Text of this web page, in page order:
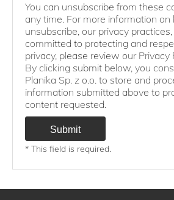
You can unsubscribe from these
any time. For more information on
unsubscribe, our privacy
committed to protecting and
privacy, please review our Privacy
By clicking submit below, you
Planika Sp. z o.o. to store and
information submitted above to
content requested.
* This field is required.